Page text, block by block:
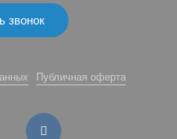
звонок
Публичная оферта